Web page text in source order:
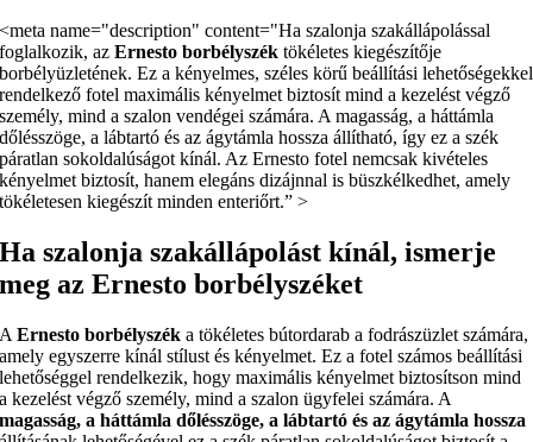
<meta name="description" content="Ha szalonja szakállápolással
foglalkozik, azErnesto borbélyszék tökéletes kiegészítője
borbélyüzletének. Ez a kényelmes, széles körű beállítási lehetőségekkel
rendelkező fotel maximális kényelmet biztosít mind a kezelést végző
személy, mind a szalon vendégei számára. A magasság, a háttámla
dőlésszöge, a lábtartó és az ágytámla hossza állítható, így ez a szék
páratlan sokoldalúságot kínál. Az Ernesto fotel nemcsak kivételes
kényelmet biztosít, hanem elegáns dizájnnal is büszkélkedhet, amely
tökéletesen kiegészít minden enteriőrt.” >
Ha szalonja szakállápolást kínál, ismerje
meg az Ernesto borbélyszéket
AErnesto borbélyszék a tökéletes bútordarab a fodrászüzlet számára,
amely egyszerre kínál stílust és kényelmet. Ez a fotel számos beállítási
lehetőséggel rendelkezik, hogy maximális kényelmet biztosítson mind
a kezelést végző személy, mind a szalon ügyfelei számára. A
magasság, a háttámla dőlésszöge, a lábtartó és az ágytámla hossza